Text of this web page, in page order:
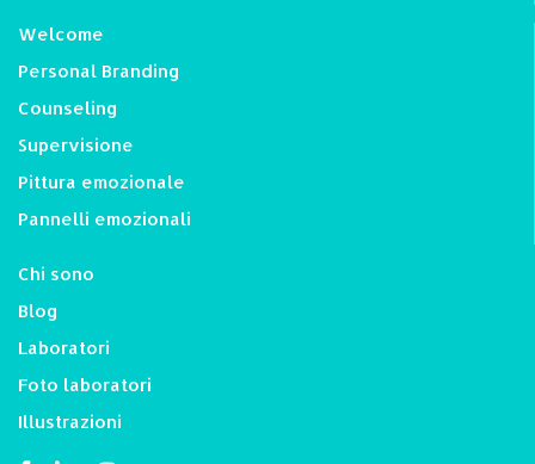
Welcome
Personal Branding
Counseling
Supervisione
Pittura emozionale
Pannelli emozionali
Chi sono
Blog
Laboratori
Foto laboratori
Illustrazioni